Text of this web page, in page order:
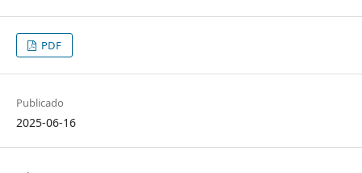
PDF
Publicado
2025-06-16